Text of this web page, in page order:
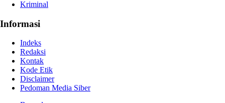
Kriminal
Informasi
Indeks
Redaksi
Kontak
Kode Etik
Disclaimer
Pedoman Media Siber